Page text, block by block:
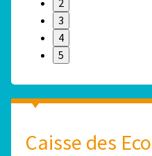
2
3
4
5
Caisse des